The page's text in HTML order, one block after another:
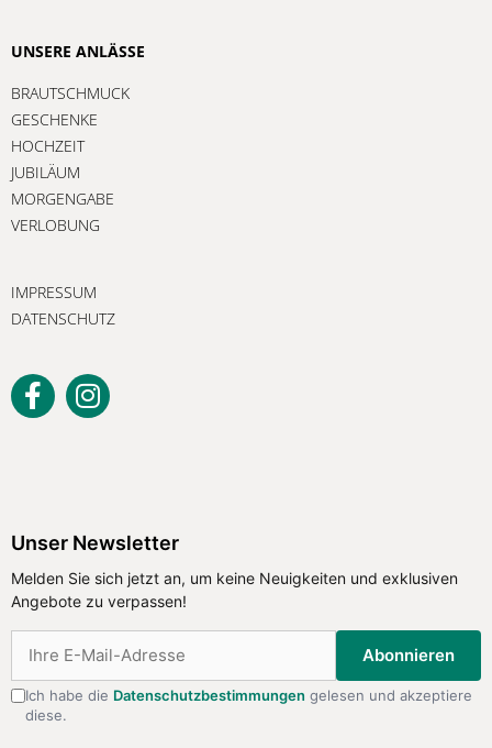
UNSERE ANLÄSSE
BRAUTSCHMUCK
GESCHENKE
HOCHZEIT
JUBILÄUM
MORGENGABE
VERLOBUNG
IMPRESSUM
DATENSCHUTZ
Unser Newsletter
Melden Sie sich jetzt an, um keine Neuigkeiten und exklusiven
Angebote zu verpassen!
Abonnieren
Ich habe die Datenschutzbestimmungen gelesen und akzeptiere
diese.